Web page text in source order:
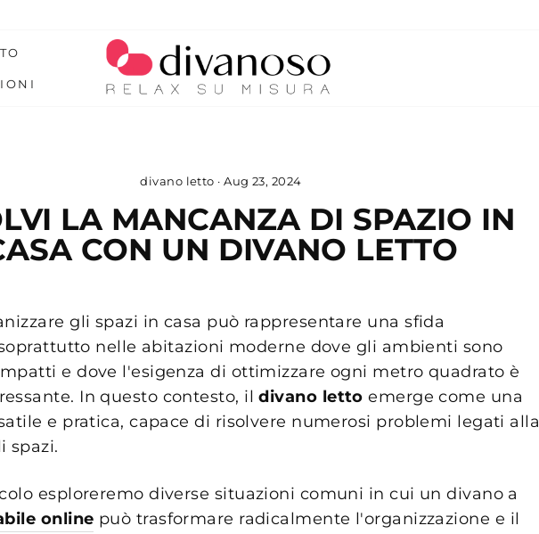
divano letto ·Aug 23, 2024
LA MANCANZA DI SPAZIO IN
CON UN DIVANO LETTO
gli spazi in casa può rappresentare una sfida
nelle abitazioni moderne dove gli ambienti sono
e dove l'esigenza di ottimizzare ogni metro quadrato è
In questo contesto, ildivano letto emerge come una
e pratica, capace di risolvere numerosi problemi legati alla
spazi.
esploreremo diverse situazioni comuni in cui un divano a
online può trasformare radicalmente l'organizzazione e il